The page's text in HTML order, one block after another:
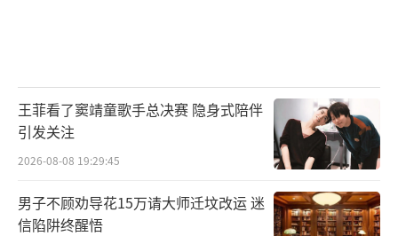
王菲看了窦靖童歌手总决赛 隐身式陪伴
引发关注
2026-08-08 19:29:45
男子不顾劝导花15万请大师迁坟改运 迷
信陷阱终醒悟